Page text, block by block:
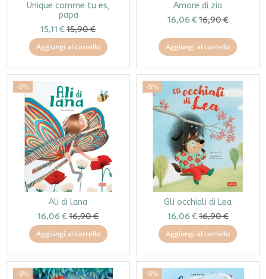
Unique comme tu es,
papa
15,11 €15,90 €
Aggiungi al carrello
Amore di zia
16,06 €16,90 €
Aggiungi al carrello
-5%
Ali di lana
16,06 €16,90 €
Aggiungi al carrello
-5%
Gli occhiali di Lea
16,06 €16,90 €
Aggiungi al carrello
-5% -5%